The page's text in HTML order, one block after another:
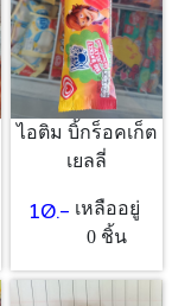
ไอติม บิ้กร็อคเก็ต
เยลลี่
10.- เหลืออยู่
0 ชิ้น